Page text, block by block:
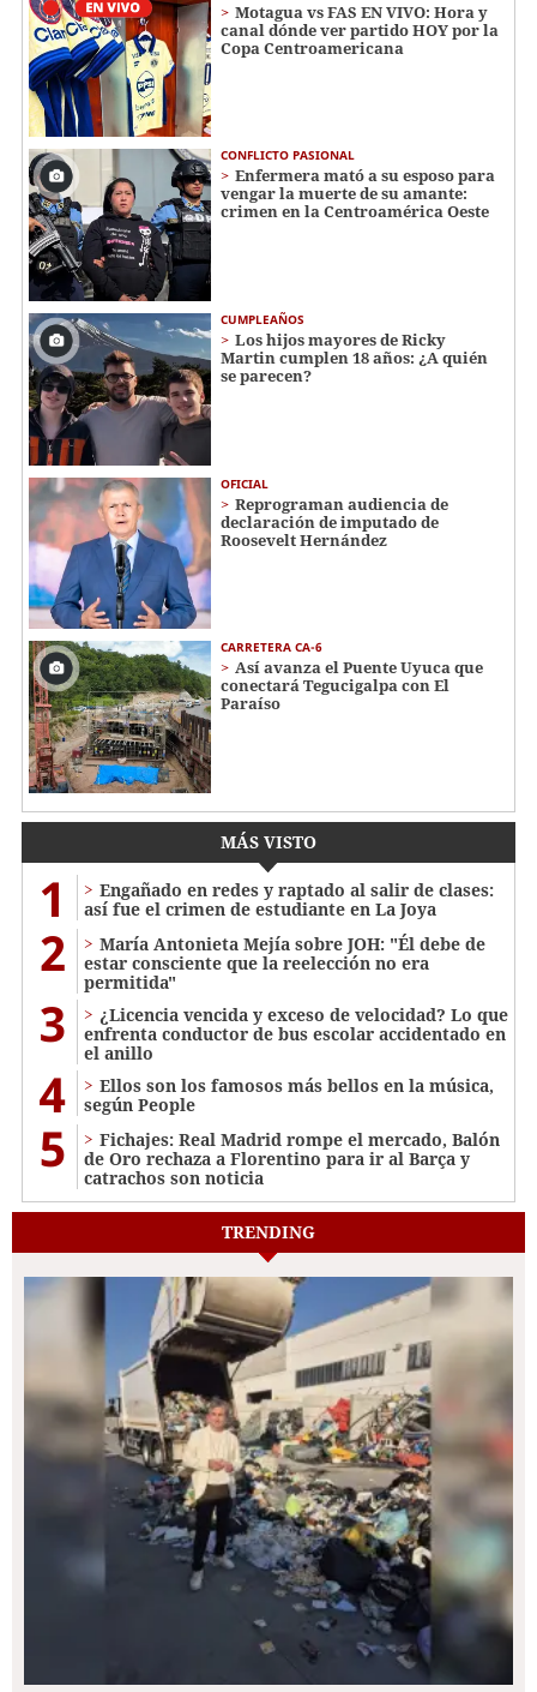
Motagua vs FAS EN VIVO: Hora y
canal dónde ver partido HOY por la
Copa Centroamericana
CONFLICTO PASIONAL
Enfermera mató a su esposo para
vengar la muerte de su amante:
crimen en la Centroamérica Oeste
CUMPLEAÑOS
Los hijos mayores de Ricky
Martin cumplen 18 años: ¿A quién
se parecen?
OFICIAL
Reprograman audiencia de
declaración de imputado de
Roosevelt Hernández
CARRETERA CA-6
Así avanza el Puente Uyuca que
conectará Tegucigalpa con El
Paraíso
MÁS VISTO
1
Engañado en redes y raptado al salir de clases:
así fue el crimen de estudiante en La Joya
2
María Antonieta Mejía sobre JOH: "Él debe de
estar consciente que la reelección no era
permitida"
3
¿Licencia vencida y exceso de velocidad? Lo que
enfrenta conductor de bus escolar accidentado en
el anillo
4
Ellos son los famosos más bellos en la música,
según People
5
Fichajes: Real Madrid rompe el mercado, Balón
de Oro rechaza a Florentino para ir al Barça y
catrachos son noticia
TRENDING